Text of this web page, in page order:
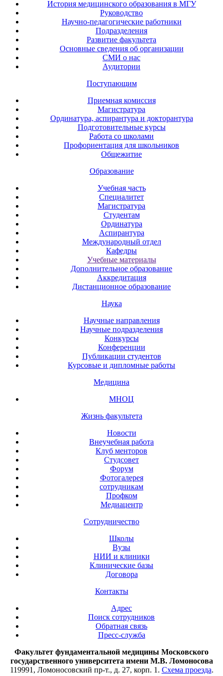
История медицинского образования в МГУ
Руководство
Научно-педагогические работники
Подразделения
Развитие факультета
Основные сведения об организации
СМИ о нас
Аудитории
Поступающим
Приемная комиссия
Магистратура
Ординатура, аспирантура и докторантура
Подготовительные курсы
Работа со школами
Профориентация для школьников
Общежитие
Образование
Учебная часть
Специалитет
Магистратура
Студентам
Ординатура
Аспирантура
Международный отдел
Кафедры
Учебные материалы
Дополнительное образование
Аккредитация
Дистанционное образование
Наука
Научные направления
Научные подразделения
Конкурсы
Конференции
Публикации студентов
Курсовые и дипломные работы
Медицина
МНОЦ
Жизнь факультета
Новости
Внеучебная работа
Клуб менторов
Студсовет
Форум
Фотогалерея
сотрудникам
Профком
Медиацентр
Сотрудничество
Школы
Вузы
НИИ и клиники
Клинические базы
Договора
Контакты
Адрес
Поиск сотрудников
Обратная связь
Пресс-служба
Факультет фундаментальной медицины Московского
государственного университета имени М.В. Ломоносова
119991, Ломоносовский пр-т., д. 27, корп. 1. Схема проезда.